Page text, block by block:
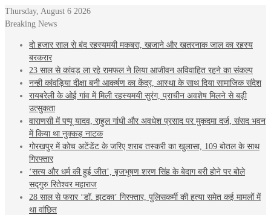
Thursday, August 6 2026
Breaking News
दो हजार साल से बंद रहस्यमयी मकबरा, खजाने और खतरनाक जाल का रहस्य
बरकरार
23 साल से कांवड़ ला रहे रामफल ने लिया आजीवन अविवाहित रहने का संकल्प
नन्ही कांवड़िया दीक्षा बनी आकर्षण का केंद्र, आस्था के साथ दिया सामाजिक संदेश
रायबरेली के ओई गांव में मिली रहस्यमयी सुरंग, प्राचीन अवशेष मिलने से बढ़ी
उत्सुकता
वाराणसी में पप्पू यादव, राहुल गांधी और अवधेश प्रसाद पर मुकदमा दर्ज, संसद भवन
में किया था नुक्कड़ नाटक
गोरखपुर में कोच अटेंडेंट के जरिए शराब तस्करी का खुलासा, 109 बोतल के साथ
गिरफ्तार
‘सत्य और धर्म की हुई जीत’, बृजभूषण शरण सिंह के बेदाग बरी होने पर बोले
सद्गुरु रितेश्वर महाराज
28 साल से फरार ‘डॉ. झटका’ गिरफ्तार, पुलिसकर्मी की हत्या समेत कई मामलों में
था वांछित